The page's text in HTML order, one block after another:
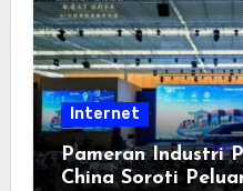
Internet
Pameran Industri
China Soroti